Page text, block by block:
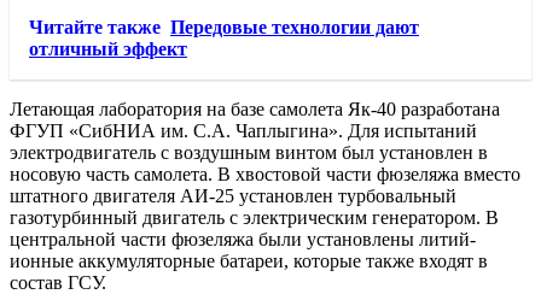
Читайте также Передовые технологии дают
отличный эффект
Летающая лаборатория на базе самолета Як-40 разработана
ФГУП «СибНИА им. С.А. Чаплыгина». Для испытаний
электродвигатель с воздушным винтом был установлен в
носовую часть самолета. В хвостовой части фюзеляжа вместо
штатного двигателя АИ-25 установлен турбовальный
газотурбинный двигатель с электрическим генератором. В
центральной части фюзеляжа были установлены литий-
ионные аккумуляторные батареи, которые также входят в
состав ГСУ.